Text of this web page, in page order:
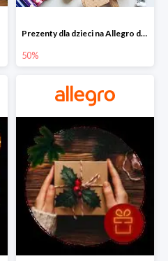
Prezenty dla dzieci na Allegro do -50%
50%